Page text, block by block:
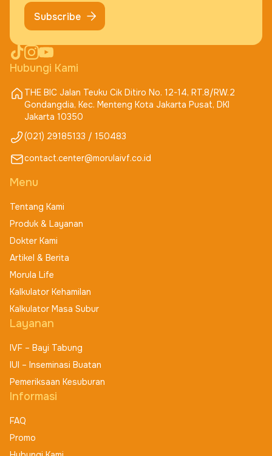
Hubungi Kami
THE BIC Jalan Teuku Cik Ditiro No. 12-14, RT.8/RW.2
Gondangdia, Kec. Menteng Kota Jakarta Pusat, DKI
Jakarta 10350
(021) 29185133 / 150483
contact.center@morulaivf.co.id
Menu
Tentang Kami
Produk & Layanan
Dokter Kami
Artikel & Berita
Morula Life
Kalkulator Kehamilan
Kalkulator Masa Subur
Layanan
IVF – Bayi Tabung
IUI – Inseminasi Buatan
Pemeriksaan Kesuburan
Informasi
FAQ
Promo
Subscribe